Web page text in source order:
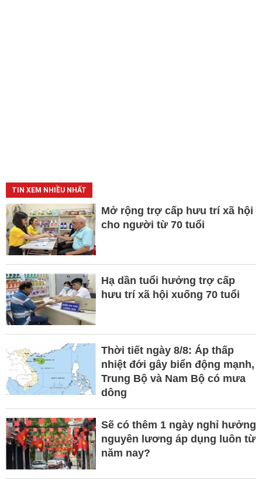
TIN XEM NHIỀU NHẤT
Mở rộng trợ cấp hưu trí xã hội
cho người từ 70 tuổi
Hạ dần tuổi hưởng trợ cấp
hưu trí xã hội xuống 70 tuổi
Thời tiết ngày 8/8: Áp thấp
nhiệt đới gây biển động mạnh,
Trung Bộ và Nam Bộ có mưa
dông
Sẽ có thêm 1 ngày nghỉ hưởng
nguyên lương áp dụng luôn từ
năm nay?